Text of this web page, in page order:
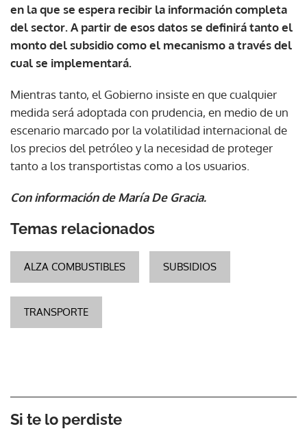
en la que se espera recibir la información completa
del sector. A partir de esos datos se definirá tanto el
monto del subsidio como el mecanismo a través del
cual se implementará.
Mientras tanto, el Gobierno insiste en que cualquier
medida será adoptada con prudencia, en medio de un
escenario marcado por la volatilidad internacional de
los precios del petróleo y la necesidad de proteger
tanto a los transportistas como a los usuarios.
Con información de María De Gracia.
Temas relacionados
ALZA COMBUSTIBLES SUBSIDIOS
TRANSPORTE
Si te lo perdiste